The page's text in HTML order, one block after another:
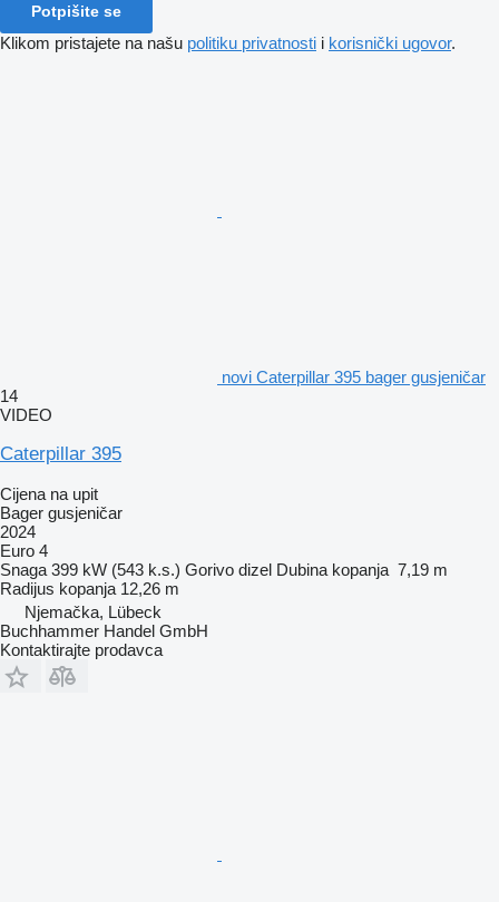
Potpišite se
Klikom pristajete na našu politiku privatnosti i korisnički ugovor.
novi Caterpillar 395 bager gusjeničar
14
VIDEO
Caterpillar 395
Cijena na upit
Bager gusjeničar
2024
Euro 4
Snaga 399 kW (543 k.s.) Gorivo dizel Dubina kopanja 7,19 m
Radijus kopanja 12,26 m
Njemačka, Lübeck
Buchhammer Handel GmbH
Kontaktirajte prodavca